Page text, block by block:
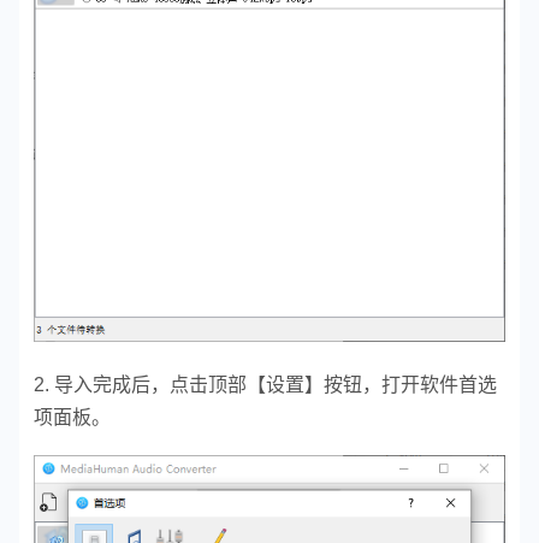
2. 导入完成后，点击顶部【设置】按钮，打开软件首选
项面板。